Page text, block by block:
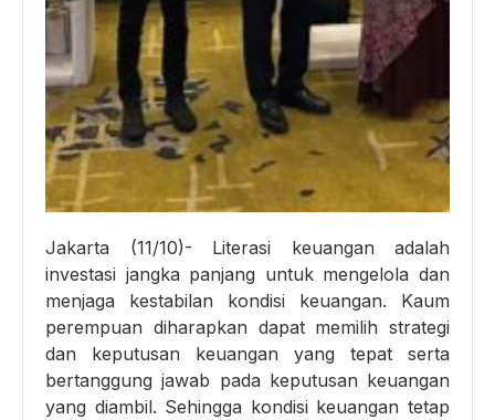
Jakarta (11/10)- Literasi keuangan adalah
investasi jangka panjang untuk mengelola dan
menjaga kestabilan kondisi keuangan. Kaum
perempuan diharapkan dapat memilih strategi
dan keputusan keuangan yang tepat serta
bertanggung jawab pada keputusan keuangan
yang diambil. Sehingga kondisi keuangan tetap